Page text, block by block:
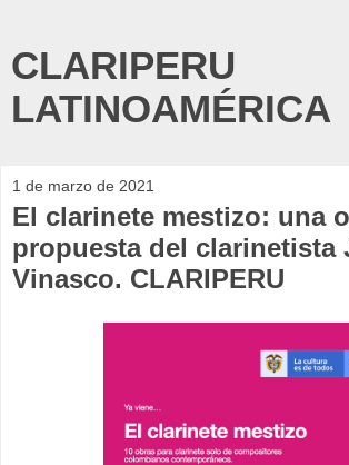
CLARIPERU
LATINOAMÉRICA
1 de marzo de 2021
El clarinete mestizo: una
propuesta del clarinetista
Vinasco. CLARIPERU